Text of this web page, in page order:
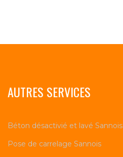
AUTRES SERVICES
Béton désactivié et lavé Sannois
Pose de carrelage Sannois